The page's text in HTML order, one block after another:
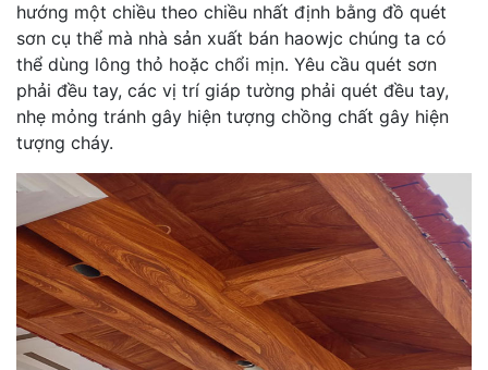
hướng một chiều theo chiều nhất định bằng đồ quét
sơn cụ thể mà nhà sản xuất bán haowjc chúng ta có
thể dùng lông thỏ hoặc chổi mịn. Yêu cầu quét sơn
phải đều tay, các vị trí giáp tường phải quét đều tay,
nhẹ mỏng tránh gây hiện tượng chồng chất gây hiện
tượng cháy.